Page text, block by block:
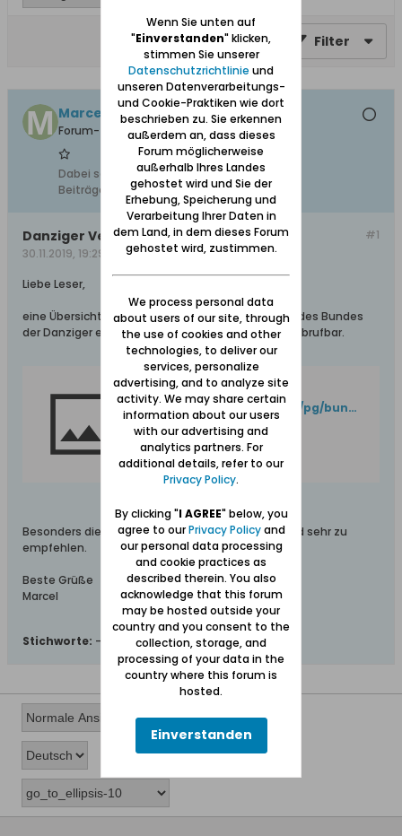
Filter
MarcelKr
Forum-Teilnehmer
Dabei seit:
23.08.2012
Beiträge:
428
#1
Danziger Veranstaltungen
30.11.2019, 19:29
Liebe Leser,
eine Übersicht der kommenden Veranstaltungen des Bundes
der Danziger e.V. sind auf unserer Facebookseite abrufbar.
Facebook
https://www.facebook.com/pg/bundderdanziger/events/?ref=page_internal
Besonders die kommenden Weihnachtsfeiern sind sehr zu
empfehlen.
Beste Grüße
Marcel
Stichworte: -
Wenn Sie unten auf
"Einverstanden" klicken,
stimmen Sie unserer
Datenschutzrichtlinie und
unseren Datenverarbeitungs-
und Cookie-Praktiken wie dort
beschrieben zu. Sie erkennen
außerdem an, dass dieses
Forum möglicherweise
außerhalb Ihres Landes
gehostet wird und Sie der
Erhebung, Speicherung und
Verarbeitung Ihrer Daten in
dem Land, in dem dieses Forum
gehostet wird, zustimmen.
We process personal data
about users of our site, through
the use of cookies and other
technologies, to deliver our
services, personalize
advertising, and to analyze site
activity. We may share certain
information about our users
with our advertising and
analytics partners. For
additional details, refer to our
Privacy Policy.
By clicking "I AGREE" below, you
agree to ourPrivacy Policyand
our personal data processing
and cookie practices as
described therein. You also
acknowledge that this forum
may be hosted outside your
country and you consent to the
collection, storage, and
processing of your data in the
country where this forum is
hosted.
Einverstanden